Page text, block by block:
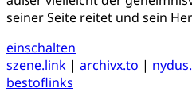
seiner Seite reitet und sein
einschalten
szene.link | archivx.to |
bestoflinks